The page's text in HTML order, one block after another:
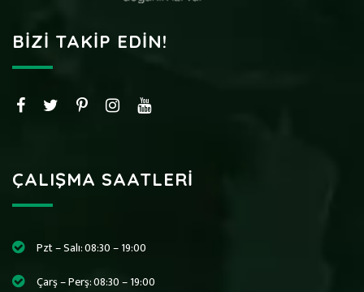
BIZI TAKIP EDIN!
ÇALIŞMA SAATLERI
Pzt – Salı: 08:30 – 19:00
Çarş – Perş: 08:30 – 19:00